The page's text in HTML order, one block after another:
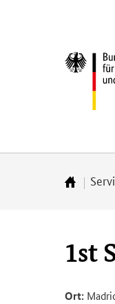
(Eingabetaste)
(Eingabetaste)
(Eingabetaste)
und
Startseite
1st
Ort: